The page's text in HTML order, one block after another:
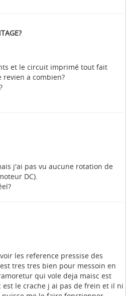
et le circuit imprimé tout fait
revien a combien?
j'ai pas vu aucune rotation de
DC).
les reference pressise des
tres tres bien pour messoin en
qui vole deja maisc est
le crache j ai pas de frein et il ni